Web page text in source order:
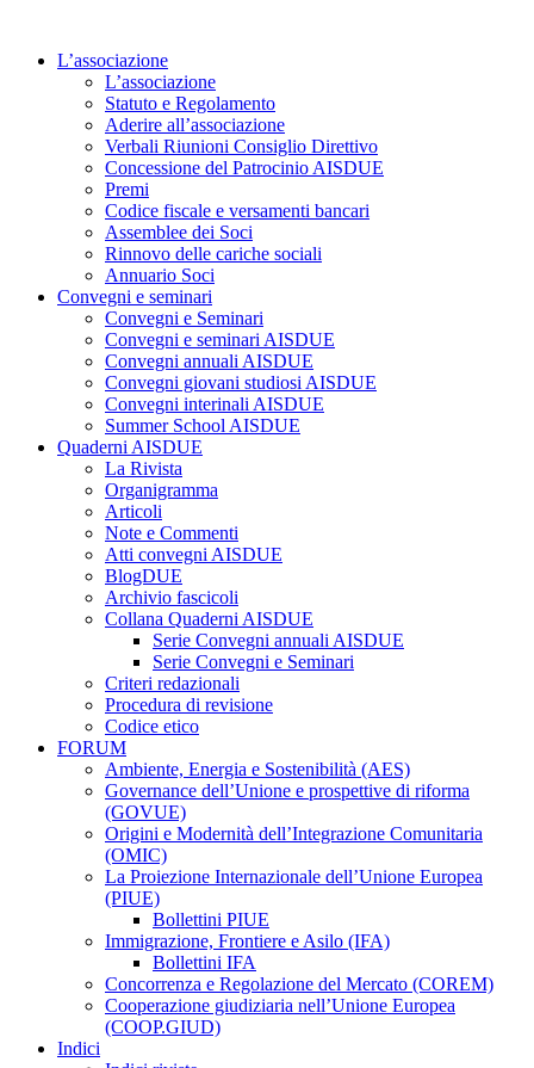
contenutoL’associazione
L’associazione
Statuto e Regolamento
Aderire all’associazione
Verbali Riunioni Consiglio Direttivo
Concessione del Patrocinio AISDUE
Premi
Codice fiscale e versamenti bancari
Assemblee dei Soci
Rinnovo delle cariche sociali
Annuario Soci
Convegni e seminari
Convegni e Seminari
Convegni e seminari AISDUE
Convegni annuali AISDUE
Convegni giovani studiosi AISDUE
Convegni interinali AISDUE
Summer School AISDUE
Quaderni AISDUE
La Rivista
Organigramma
Articoli
Note e Commenti
Atti convegni AISDUE
BlogDUE
Archivio fascicoli
Collana Quaderni AISDUE
Serie Convegni annuali AISDUE
Serie Convegni e Seminari
Criteri redazionali
Procedura di revisione
Codice etico
FORUM
Ambiente, Energia e Sostenibilità (AES)
Governance dell’Unione e prospettive di riforma
(GOVUE)
Origini e Modernità dell’Integrazione Comunitaria
(OMIC)
La Proiezione Internazionale dell’Unione Europea
(PIUE)
Bollettini PIUE
Immigrazione, Frontiere e Asilo (IFA)
Bollettini IFA
Concorrenza e Regolazione del Mercato (COREM)
Cooperazione giudiziaria nell’Unione Europea
(COOP.GIUD)
Indici